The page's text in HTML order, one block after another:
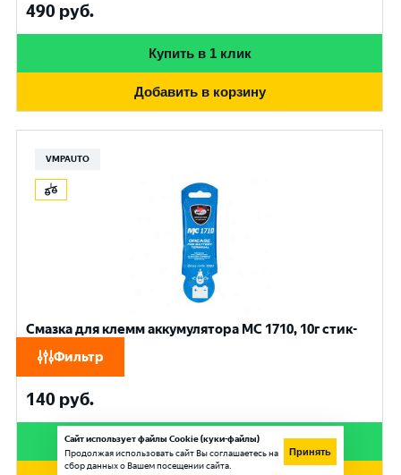
Фильтр
490 руб.
Купить в 1 клик
Добавить в корзину
VMPAUTO
Смазка для клемм аккумулятора МС 1710, 10г стик-
пакет
140 руб.
Купить в 1 клик
Сайт использует файлы Cookie (куки-файлы)
Продолжая использовать сайт Вы соглашаетесь на
сбор данных о Вашем посещении сайта.
Принять